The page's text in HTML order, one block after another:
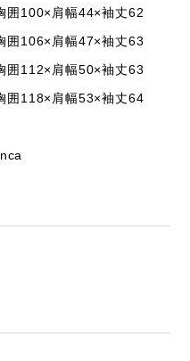
囲100×肩幅44×袖丈62
囲106×肩幅47×袖丈63
囲112×肩幅50×袖丈63
囲118×肩幅53×袖丈64